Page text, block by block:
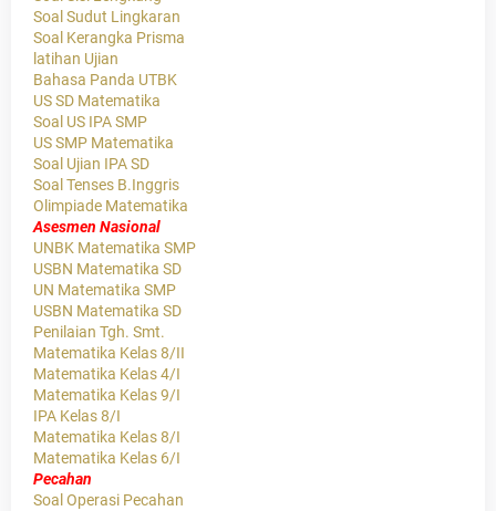
Soal Sudut Lingkaran
Soal Kerangka Prisma
latihan Ujian
Bahasa Panda UTBK
US SD Matematika
Soal US IPA SMP
US SMP Matematika
Soal Ujian IPA SD
Soal Tenses B.Inggris
Olimpiade Matematika
Asesmen Nasional
UNBK Matematika SMP
USBN Matematika SD
UN Matematika SMP
USBN Matematika SD
Penilaian Tgh. Smt.
Matematika Kelas 8/II
Matematika Kelas 4/I
Matematika Kelas 9/I
IPA Kelas 8/I
Matematika Kelas 8/I
Matematika Kelas 6/I
Pecahan
Soal Operasi Pecahan